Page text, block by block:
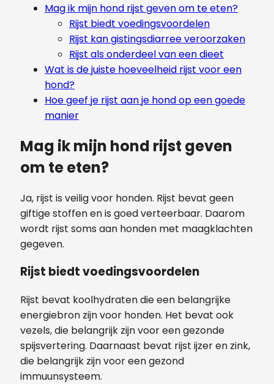
Mag ik mijn hond rijst geven om te eten?
Rijst biedt voedingsvoordelen
Rijst kan gistingsdiarree veroorzaken
Rijst als onderdeel van een dieet
Wat is de juiste hoeveelheid rijst voor een
hond?
Hoe geef je rijst aan je hond op een goede
manier
Mag ik mijn hond rijst geven
om te eten?
Ja, rijst is veilig voor honden. Rijst bevat geen
giftige stoffen en is goed verteerbaar. Daarom
wordt rijst soms aan honden met maagklachten
gegeven.
Rijst biedt voedingsvoordelen
Rijst bevat koolhydraten die een belangrijke
energiebron zijn voor honden. Het bevat ook
vezels, die belangrijk zijn voor een gezonde
spijsvertering. Daarnaast bevat rijst ijzer en zink,
die belangrijk zijn voor een gezond
immuunsysteem.